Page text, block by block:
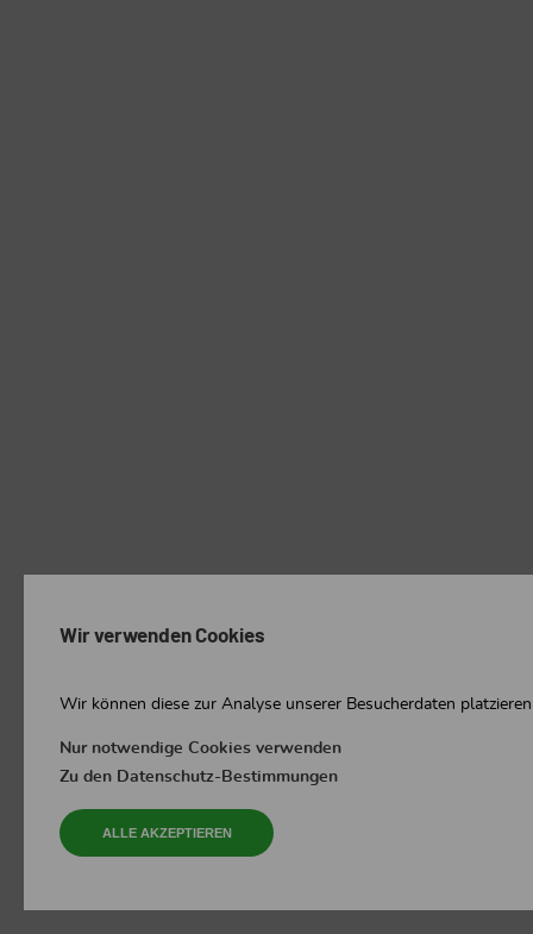
Wir verwenden Cookies
Wir können diese zur Analyse unserer Besucherdaten
Nur notwendige Cookies verwenden
Zu den Datenschutz-Bestimmungen
ALLE AKZEPTIEREN